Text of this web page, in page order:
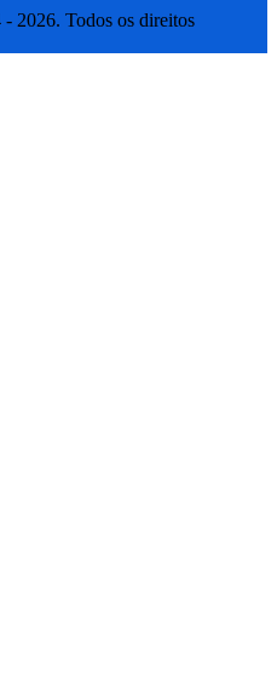
2026. Todos os direitos